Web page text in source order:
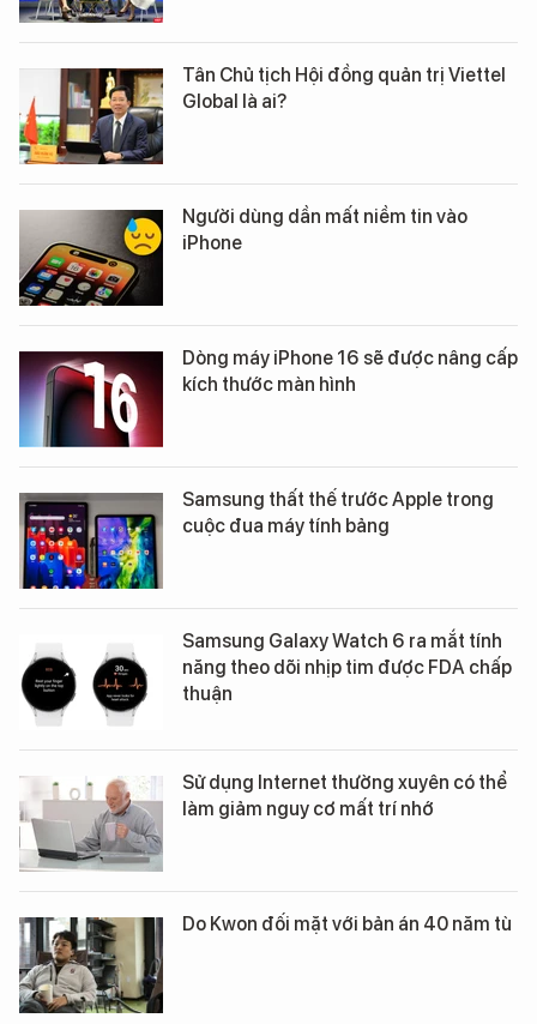
Tân Chủ tịch Hội đồng quản trị Viettel
Global là ai?
Người dùng dần mất niềm tin vào
iPhone
Dòng máy iPhone 16 sẽ được nâng cấp
kích thước màn hình
Samsung thất thế trước Apple trong
cuộc đua máy tính bảng
Samsung Galaxy Watch 6 ra mắt tính
năng theo dõi nhịp tim được FDA chấp
thuận
Sử dụng Internet thường xuyên có thể
làm giảm nguy cơ mất trí nhớ
Do Kwon đối mặt với bản án 40 năm tù